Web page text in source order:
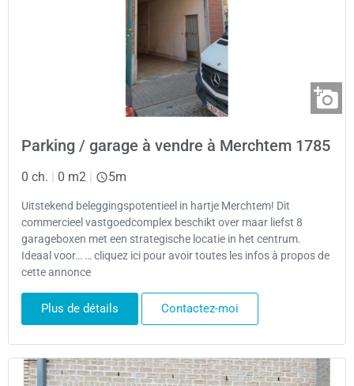
Parking / garage à vendre à Merchtem 1785
0 ch. | 0 m2 | 5m
Uitstekend beleggingspotentieel in hartje Merchtem! Dit
commercieel vastgoedcomplex beschikt over maar liefst 8
garageboxen met een strategische locatie in het centrum.
Ideaal voor… … cliquez ici pour avoir toutes les infos à propos de
cette annonce
Plus de détails Contactez-moi